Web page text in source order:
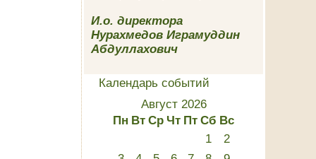
И.о. директора
Нурахмедов Играмуддин
Абдуллахович
Календарь событий
Август 2026
Пн Вт Ср Чт Пт Сб Вс
1
2